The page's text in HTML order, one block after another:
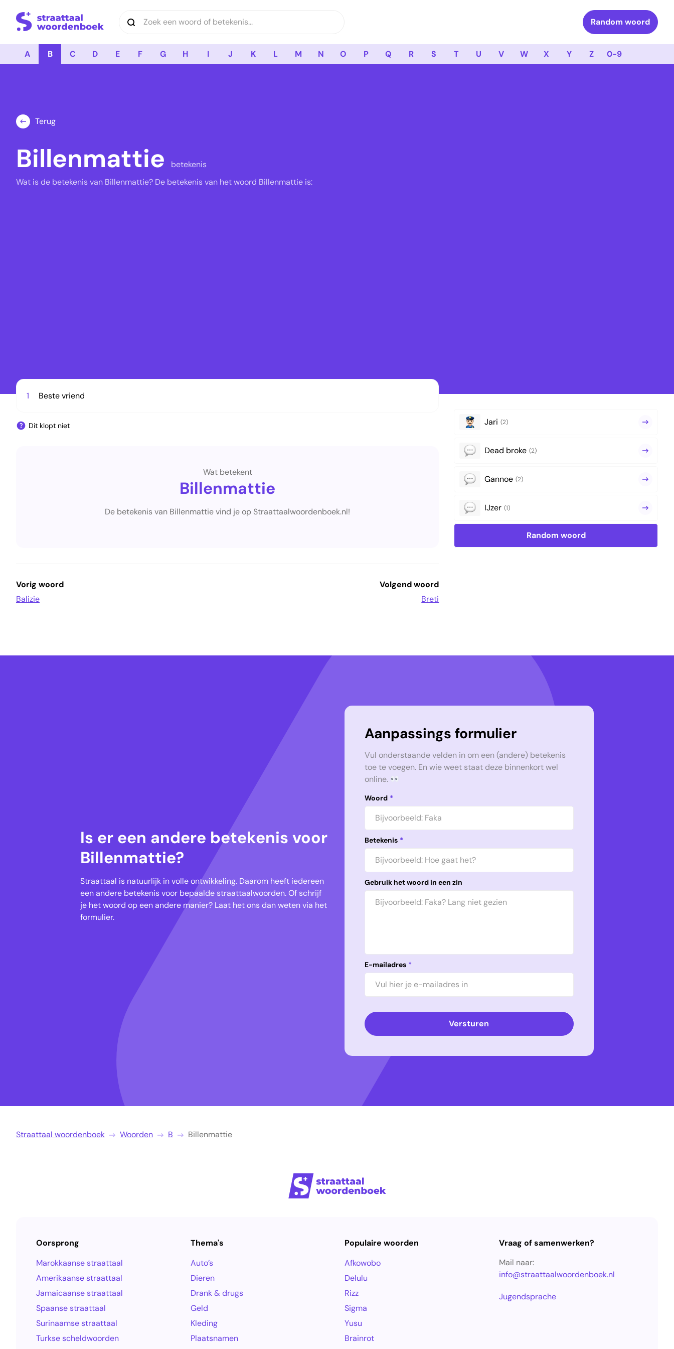
Logo Straattaal Woordenboek Random woord
A B C D E F G H I J K L M N O P Q R S T U V W X Y Z 0-9
Terug
Billenmattie
betekenis
Wat is de betekenis van Billenmattie? De betekenis van het woord Billenmattie is:
1 Beste vriend
Dit klopt niet
Wat betekent
Billenmattie
De betekenis van Billenmattie vind je op Straattaalwoordenboek.nl!
Vorig woord
Balizie
Volgend woord
Breti
Jari (2)
Dead broke (2)
Gannoe (2)
IJzer (1)
Random woord
Is er een andere betekenis voor
Billenmattie?
Straattaal is natuurlijk in volle ontwikkeling. Daarom heeft iedereen
een andere betekenis voor bepaalde straattaalwoorden. Of schrijf
je het woord op een andere manier? Laat het ons dan weten via het
formulier.
Aanpassings formulier
Vul onderstaande velden in om een (andere) betekenis
toe te voegen. En wie weet staat deze binnenkort wel
online.
Woord *
Betekenis *
Gebruik het woord in een zin
E-mailadres *
Versturen
Straattaal woordenboek Woorden B Billenmattie
Oorsprong
Marokkaanse straattaal
Amerikaanse straattaal
Jamaicaanse straattaal
Spaanse straattaal
Surinaamse straattaal
Turkse scheldwoorden
Thema's
Auto’s
Dieren
Drank & drugs
Geld
Kleding
Plaatsnamen
Populaire woorden
Afkowobo
Delulu
Rizz
Sigma
Yusu
Brainrot
Vraag of samenwerken?
Mail naar:
info@straattaalwoordenboek.nl
Jugendsprache